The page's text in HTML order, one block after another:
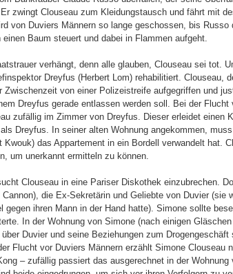
zwingt Clouseau zum Kleidungstausch und fährt mit
von Duviers Männern so lange geschossen, bis Russo
Baum steuert und dabei in Flammen aufgeht.
verhängt, denn alle glauben, Clouseau sei tot.
Dreyfus (Herbert Lom) rehabilitiert. Clouseau,
Zwischenzeit von einer Polizeistreife aufgegriffen und
Dreyfus gerade entlassen werden soll. Bei der Flucht
zufällig im Zimmer von Dreyfus. Dieser erleidet einen
Dreyfus. In seiner alten Wohnung angekommen,
Kwouk) das Appartement in ein Bordell verwandelt hat.
um unerkannt ermitteln zu können.
Clouseau in eine Pariser Diskothek einzubrechen.
die Ex-Sekretärin und Geliebte von Duvier (sie
gegen ihren Mann in der Hand hatte). Simone sollte
In der Wohnung von Simone (nach einigen
Duvier und seine Beziehungen zum Drogengeschäft
Flucht vor Duviers Männern erzählt Simone Clouseau
– zufällig passiert das ausgerechnet in der Wohnung